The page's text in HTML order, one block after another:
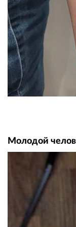
Молодой